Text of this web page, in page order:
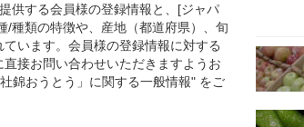
供する会員様の登録情報と、[ジャパ
/種類の特徴や、産地（都道府県）、旬
います。会員様の登録情報に対する
接お問い合わせいただきますようお
錦おうとう」に関する一般情報" をご